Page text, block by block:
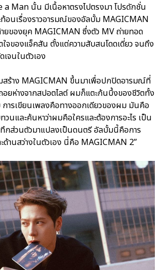
a Man นั้น มีเนื้อหาตรงไปตรงมา โปรดักชั่น
ท้อนเรื่องราวอารมณ์ของอัลบั้ม MAGICMAN
ยของยุค MAGICMAN ซึ่งตัว MV ถ่ายทอด
ใจของแจ็คสัน ตั้งแต่ความสับสนโดดเดี่ยว จนถึง
เจนในตัวเอง
สร้าง MAGICMAN ขึ้นมาเพื่อปกปิดอารมณ์ที่
ยห่างจากสปอตไลต์ ผมก็แตะก้นบึ้งของชีวิตทั้ง
การเขียนเพลงคือทางออกเดียวของผม มันคือ
นและค้นหาว่าผมคือใครและต้องการอะไร เป็น
กส่วนตัวมาแปลงเป็นดนตรี อัลบั้มนี้คือการ
านสว่างในตัวเอง นี่คือ MAGICMAN 2”